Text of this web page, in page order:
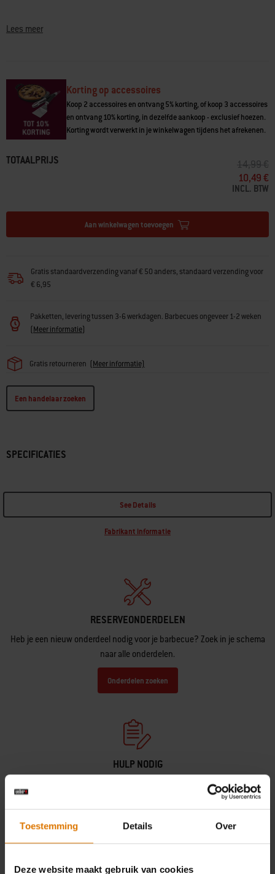
Toestemming Details Over
Deze website maakt gebruik van cookies
• Glas ligt perfect in de hand en je cocktails komen mooi tot hun recht
• 300 ml bruikbaar volume (365 ml rand vol volume)
Proost en veel plezier bij het barbecueën!
Lees meer
Korting op accessoires
Koop 2 accessoires en ontvang 5% korting, of koop 3 accessoires
en ontvang 10% korting, in dezelfde aankoop - exclusief hoezen.
Korting wordt verwerkt in je winkelwagen tijdens het afrekenen.
TOTAALPRIJS PRIJS
14,99 €
10,49 €
INCL. BTW
Aan winkelwagen toevoegen
Gratis standaardverzending vanaf € 50 anders, standaard verzending voor
€ 6,95
Pakketten, levering tussen 3-6 werkdagen. Barbecues ongeveer 1-2 weken
(Meer informatie)
Gratis retourneren (Meer informatie)
Een handelaar zoeken
SPECIFICATIES
See Details
Fabrikant informatie
RESERVEONDERDELEN
Heb je een nieuw onderdeel nodig voor je barbecue? Zoek in je schema
naar alle onderdelen.
Onderdelen zoeken
HULP NODIG
Neem contact op met onze klantenservice als je vragen hebt over de
Neem contact op met ons